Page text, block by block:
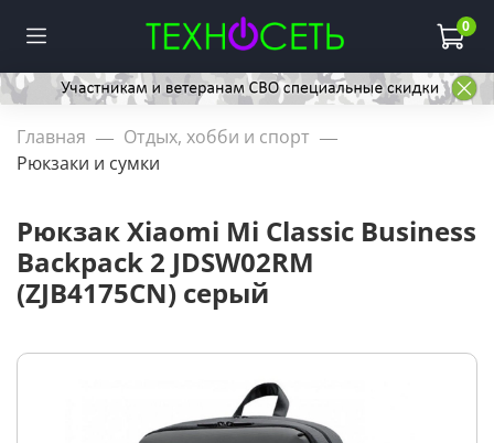
0
Главная
Отдых, хобби и спорт
Рюкзаки и сумки
Рюкзак Xiaomi Mi Classic Business
Backpack 2 JDSW02RM
(ZJB4175CN) серый